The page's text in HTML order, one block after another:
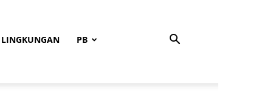
LINGKUNGAN PB